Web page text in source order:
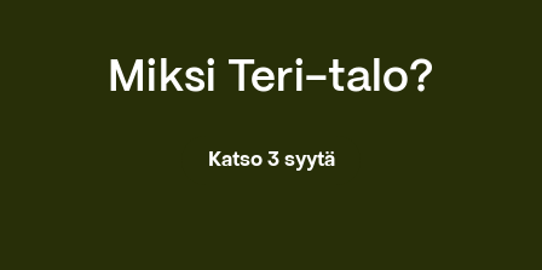
Miksi Teri-talo?
Katso 3 syytä